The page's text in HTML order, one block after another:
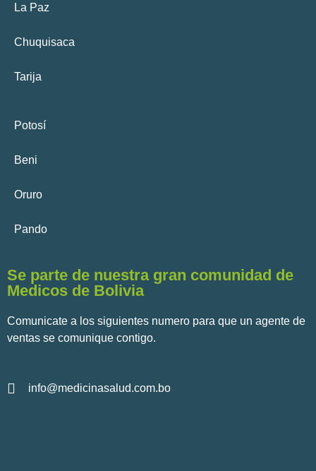
La Paz
Chuquisaca
Tarija
Potosí
Beni
Oruro
Pando
Se parte de nuestra gran comunidad de
Medicos de Bolivia
Comunicate a los siguientes numero para que un agente de
ventas se comunique contigo.
info@medicinasalud.com.bo